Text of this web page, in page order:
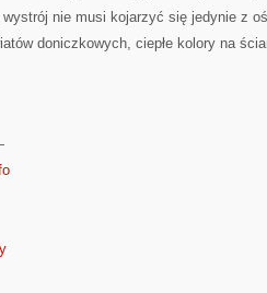
nie musi kojarzyć się jedynie z
doniczkowych, ciepłe kolory na